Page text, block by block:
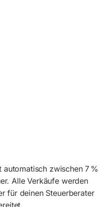
automatisch zwischen 7 %
Alle Verkäufe werden
für deinen Steuerberater